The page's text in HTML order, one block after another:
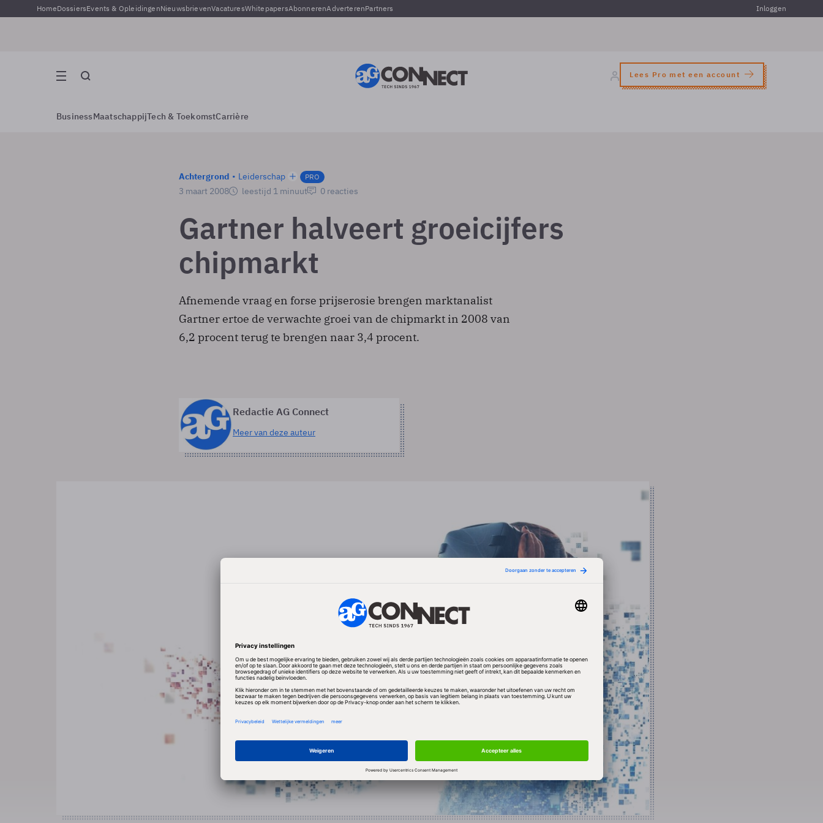
HomeDossiersEvents & OpleidingenNieuwsbrievenVacaturesWhitepapersAbonnerenAdverterenPartners Inloggen
Lees Pro met een account
BusinessMaatschappijTech & ToekomstCarrière
Achtergrond Leiderschap PRO
3 maart 2008 leestijd 1 minuut 0 reacties
Gartner halveert groeicijfers
chipmarkt
Afnemende vraag en forse prijserosie brengen marktanalist
Gartner ertoe de verwachte groei van de chipmarkt in 2008 van
6,2 procent terug te brengen naar 3,4 procent.
Redactie AG Connect
Meer van deze auteur